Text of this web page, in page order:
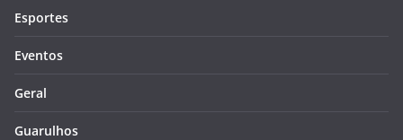
Esportes
Eventos
Geral
Guarulhos